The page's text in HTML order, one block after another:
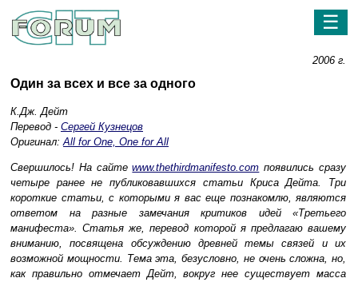
☰
2006 г.
Один за всех и все за одного
К.Дж. Дейт
Перевод - Сергей Кузнецов
Оригинал:All for One, One for All
Свершилось! На сайтеwww.thethirdmanifesto.com появились сразу
четыре ранее не публиковавшихся статьи Криса Дейта. Три
короткие статьи, с которыми я вас еще познакомлю, являются
ответом на разные замечания критиков идей «Третьего
манифеста». Статья же, перевод которой я предлагаю вашему
вниманию, посвящена обсуждению древней темы связей и их
возможной мощности. Тема эта, безусловно, не очень сложна, но,
как правильно отмечает Дейт, вокруг нее существует масса